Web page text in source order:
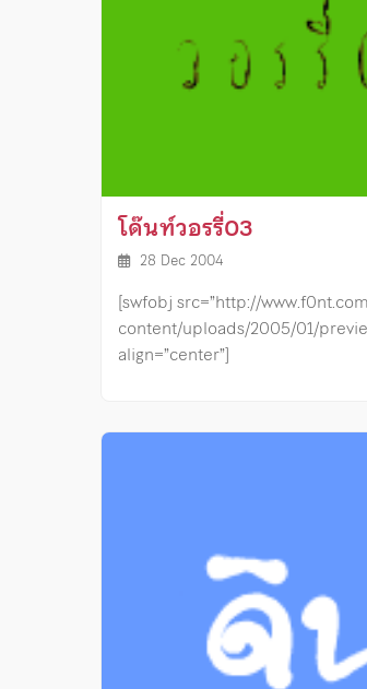
โด๊นท์วอรรี่03
28 Dec 2004
[swfobj src=”http://
content/uploads/2005/01/
align=”center”]